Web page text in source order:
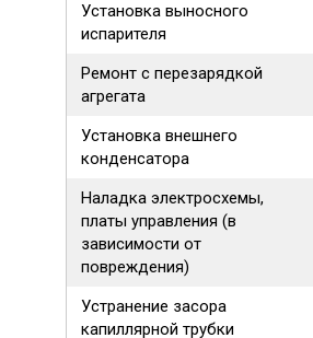
Установка выносного
испарителя
Ремонт с перезарядкой
агрегата
Установка внешнего
конденсатора
Наладка электросхемы,
платы управления (в
зависимости от
повреждения)
Устранение засора
капиллярной трубки